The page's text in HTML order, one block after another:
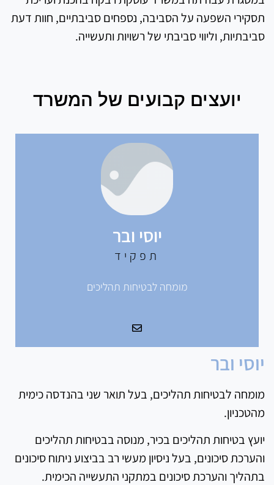
תסקירי השפעה על הסביבה, נספחים סביבתיים, חוות דעת
סביבתיות, וליווי סביבתי של רשויות ותעשייה.
יועצים קבועים של המשרד
יוסי ובר
תפקיד
מומחה לבטיחות תהליכים
יוסי ובר
מומחה לבטיחות תהליכים, בעל תואר שני בהנדסה כימית
מהטכניון.
יועץ בטיחות תהליכים בכיר, מנוסה בבטיחות תהליכים
והערכת סיכונים, בעל ניסיון מעשי רב בביצוע ניתוח סיכונים
בתהליך והערכת סיכונים במתקני התעשייה הכימית.